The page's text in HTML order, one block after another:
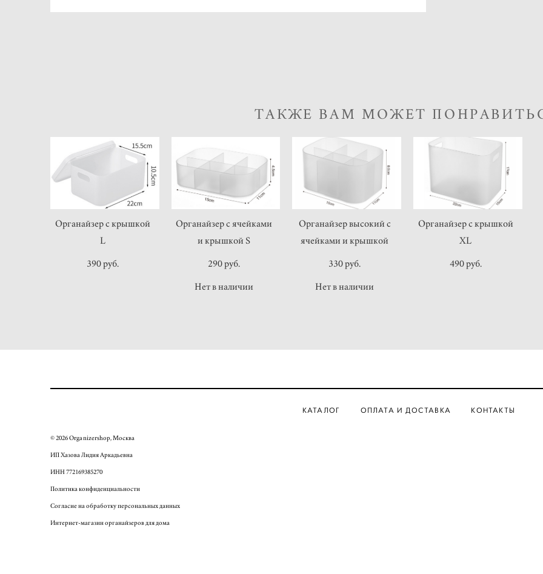
ТАКЖЕ ВАМ МОЖЕТ
Органайзер с крышкой
L
390 pуб.
Органайзер с ячейками
и крышкой S
290 pуб.
Нет в наличии
Органайзер высокий с
ячейками и крышкой
330 pуб.
Нет в наличии
Органайзер с крышкой
XL
490 pуб.
КАТАЛОГ ОПЛАТА И ДОСТАВКА КОНТАКТЫ
© 2026 Organizershop, Москва
ИП Хазова Лидия Аркадьевна
ИНН772169385270
Политика конфиденциальности
Согласие на обработку персональных данных
Интернет-магазин органайзеров для дома